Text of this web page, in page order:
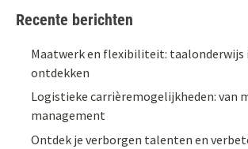
Recente berichten
Maatwerk en flexibiliteit: taalonderwijs
ontdekken
Logistieke carrièremogelijkheden: van
management
Ontdek je verborgen talenten en